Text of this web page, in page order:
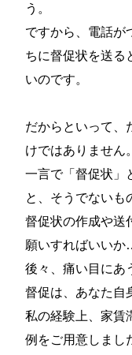
う。
ですから、電話が
ちに督促状を送る
いのです。
だからといって、
けではありません。
一言で「督促状」
と、そうでないも
督促状の作成や送
願いすればいい
後々、痛い目にあ
督促は、あなた自
私の経験上、家賃
例をご用意しまし